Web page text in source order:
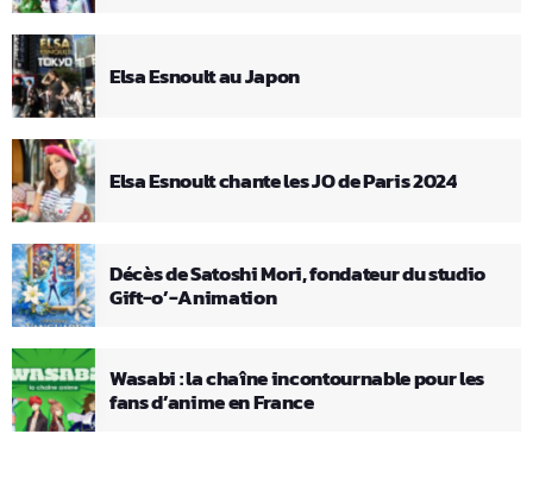
Elsa Esnoult au Japon
Elsa Esnoult chante les JO de Paris 2024
Décès de Satoshi Mori, fondateur du studio
Gift-o’-Animation
Wasabi : la chaîne incontournable pour les
fans d’anime en France